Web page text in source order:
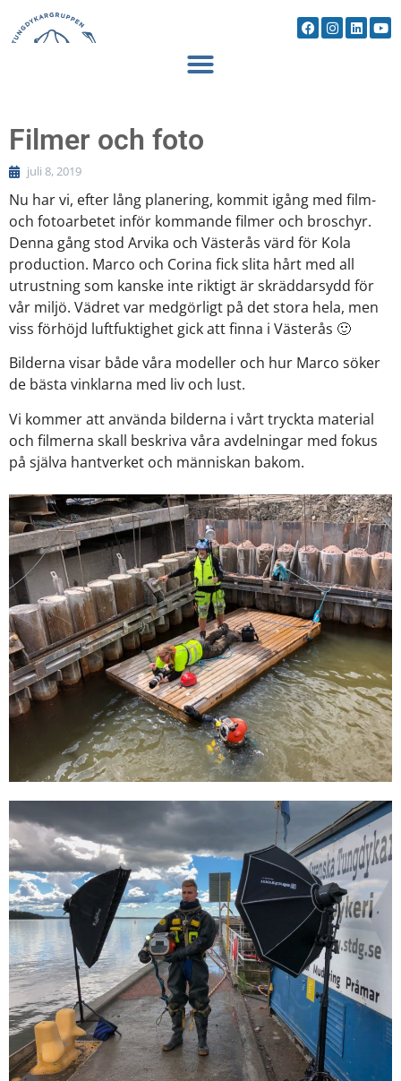
Filmer och foto
juli 8, 2019
Nu har vi, efter lång planering, kommit igång med film-
och fotoarbetet inför kommande filmer och broschyr.
Denna gång stod Arvika och Västerås värd för Kola
production. Marco och Corina fick slita hårt med all
utrustning som kanske inte riktigt är skräddarsydd för
vår miljö. Vädret var medgörligt på det stora hela, men
viss förhöjd luftfuktighet gick att finna i Västerås 🙂
Bilderna visar både våra modeller och hur Marco söker
de bästa vinklarna med liv och lust.
Vi kommer att använda bilderna i vårt tryckta material
och filmerna skall beskriva våra avdelningar med fokus
på själva hantverket och människan bakom.